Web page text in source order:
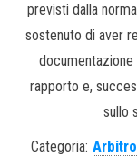
previsti dalla
sostenuto di aver
documentazione
rapporto e,
sullo
Categoria: